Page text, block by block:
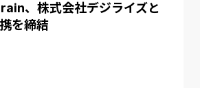
、株式会社デジライズと
を締結